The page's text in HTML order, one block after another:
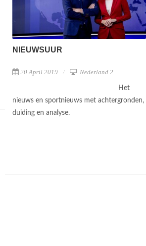
NIEUWSUUR
20 April 2019 Nederland 2
Het
nieuws en sportnieuws met achtergronden,
duiding en analyse.